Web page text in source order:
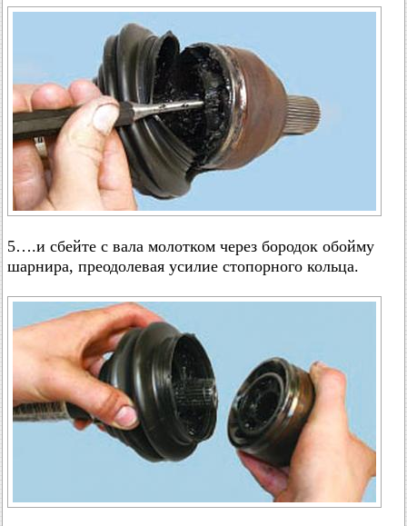
5….и сбейте с вала молотком через бородок обойму
шарнира, преодолевая усилие стопорного кольца.